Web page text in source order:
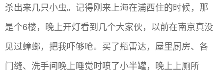
杀出来几只小虫。记得刚来上海在浦西住的时候，那
是个6楼，晚上开灯看到几个大家伙，以前在南京真没
见过蟑螂，把我吓够呛。买了瓶雷达，屋里厨房、各
门缝、洗手间晚上睡觉时喷了小半罐，晚上上厕所